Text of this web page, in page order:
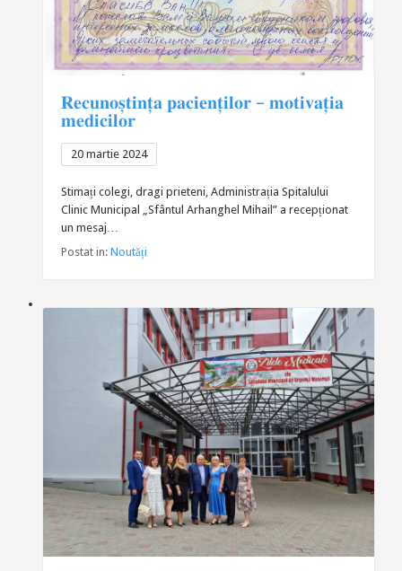
𝐑𝐞𝐜𝐮𝐧𝐨𝐬̦𝐭𝐢𝐧𝐭̦𝐚 𝐩𝐚𝐜𝐢𝐞𝐧𝐭̦𝐢𝐥𝐨𝐫 – 𝐦𝐨𝐭𝐢𝐯𝐚𝐭̦𝐢𝐚
𝐦𝐞𝐝𝐢𝐜𝐢𝐥𝐨𝐫
20 martie 2024
Stimați colegi, dragi prieteni, Administrația Spitalului
Clinic Municipal „Sfântul Arhanghel Mihail” a recepționat
un mesaj…
Postat in: Noutăți